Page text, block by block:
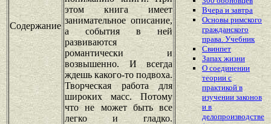
Содержание
этом книга имеет
занимательное описание,
а события в ней
развиваются
романтически и
возвышенно. И всегда
ждешь какого-то подвоха.
Творческая работа для
широких масс. Потому
что не может быть все
легко и гладко.
Вчера и завтра
Основы римского
гражданского
права. Учебник
Свинпет
Запах жизни
О соединении
теории с
практикой в
изучении законов
и в
делопроизводстве